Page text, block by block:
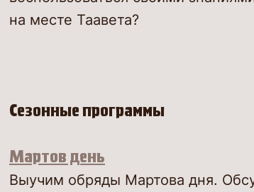
на месте Таавета?
Сезонные программы
Мартов день
Выучим обряды Мартова дня.